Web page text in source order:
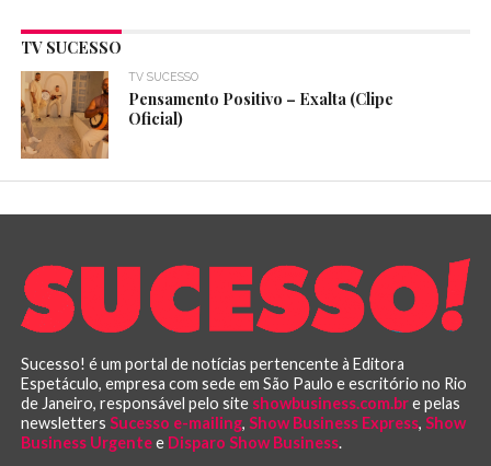
TV SUCESSO
TV SUCESSO
Pensamento Positivo – Exalta (Clipe
Oficial)
Sucesso! é um portal de notícias pertencente à Editora
Espetáculo, empresa com sede em São Paulo e escritório no Rio
de Janeiro, responsável pelo site showbusiness.com.bre pelas
newsletters Sucesso e-mailing, Show Business Express, Show
Business Urgentee Disparo Show Business.